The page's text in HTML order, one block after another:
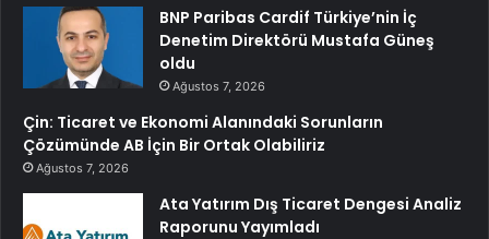
BNP Paribas Cardif Türkiye’nin İç
Denetim Direktörü Mustafa Güneş
oldu
Ağustos 7, 2026
Çin: Ticaret ve Ekonomi Alanındaki Sorunların
Çözümünde AB İçin Bir Ortak Olabiliriz
Ağustos 7, 2026
Ata Yatırım Dış Ticaret Dengesi Analiz
Raporunu Yayımladı